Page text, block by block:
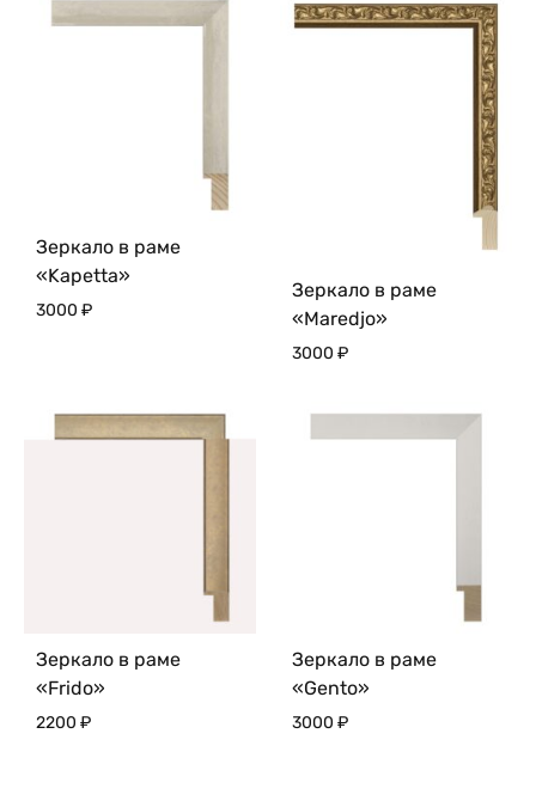
Зеркало в раме
«Kapetta»
3000 ₽
Зеркало в раме
«Maredjo»
3000 ₽
Зеркало в раме
«Frido»
2200 ₽
Зеркало в раме
«Gento»
3000 ₽